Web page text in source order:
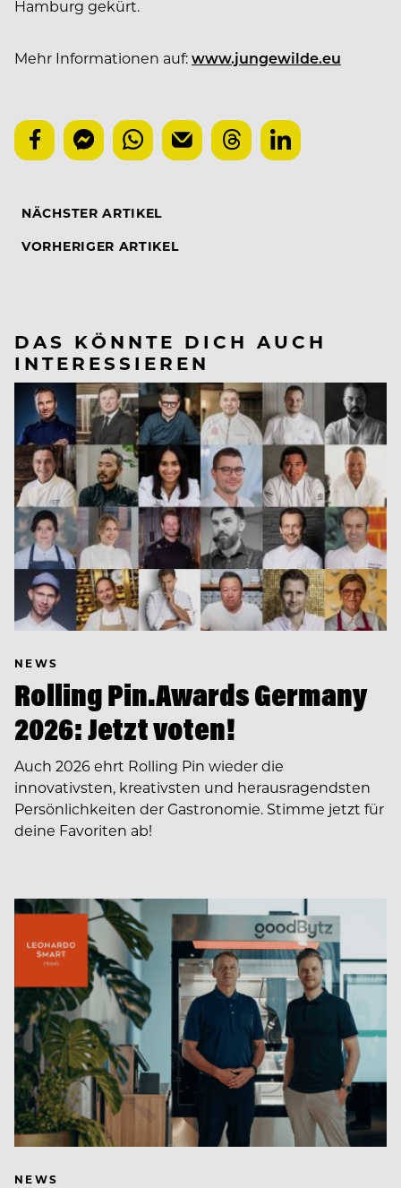
Hamburg gekürt.
Mehr Informationen auf:www.jungewilde.eu
NÄCHSTER ARTIKEL
VORHERIGER ARTIKEL
DAS KÖNNTE DICH AUCH
INTERESSIEREN
NEWS
Rolling Pin.Awards Germany
2026: Jetzt voten!
Auch 2026 ehrt Rolling Pin wieder die
innovativsten, kreativsten und herausragendsten
Persönlichkeiten der Gastronomie. Stimme jetzt für
deine Favoriten ab!
NEWS